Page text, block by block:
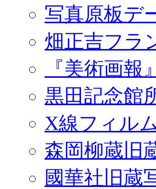
写真原板デ
畑正吉フラ
『美術画
黒田記念館
X線フィル
森岡柳蔵旧
國華社旧蔵